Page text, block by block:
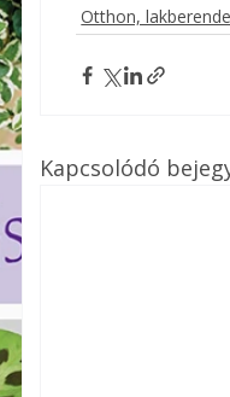
Otthon,
Kapcsolódó